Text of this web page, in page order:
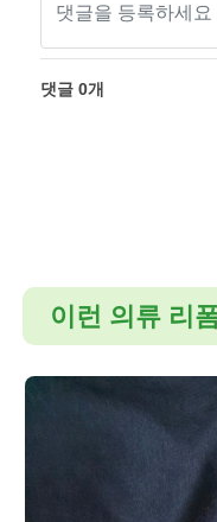
댓글0개
이런 의류 리